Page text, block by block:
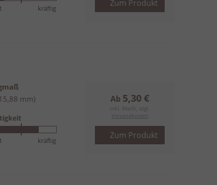
kräftig Zum Produkt
mm)
kräftig
Ab 5,30 €
inkl. MwSt, zzgl.
Versandkosten
Zum Produkt